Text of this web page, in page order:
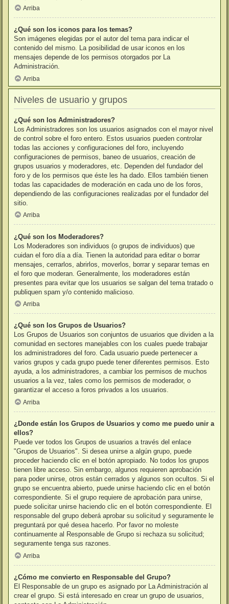
Arriba
¿Qué son los iconos para los temas?
Son imágenes elegidas por el autor del tema para indicar el
contenido del mismo. La posibilidad de usar iconos en los
mensajes depende de los permisos otorgados por La
Administración.
Arriba
Niveles de usuario y grupos
¿Qué son los Administradores?
Los Administradores son los usuarios asignados con el mayor nivel
de control sobre el foro entero. Estos usuarios pueden controlar
todas las acciones y configuraciones del foro, incluyendo
configuraciones de permisos, baneo de usuarios, creación de
grupos usuarios y moderadores, etc. Dependen del fundador del
foro y de los permisos que éste les ha dado. Ellos también tienen
todas las capacidades de moderación en cada uno de los foros,
dependiendo de las configuraciones realizadas por el fundador del
sitio.
Arriba
¿Qué son los Moderadores?
Los Moderadores son individuos (o grupos de individuos) que
cuidan el foro día a día. Tienen la autoridad para editar o borrar
mensajes, cerrarlos, abrirlos, moverlos, borrar y separar temas en
el foro que moderan. Generalmente, los moderadores están
presentes para evitar que los usuarios se salgan del tema tratado o
publiquen spam y/o contenido malicioso.
Arriba
¿Qué son los Grupos de Usuarios?
Los Grupos de Usuarios son conjuntos de usuarios que dividen a la
comunidad en sectores manejables con los cuales puede trabajar
los administradores del foro. Cada usuario puede pertenecer a
varios grupos y cada grupo puede tener diferentes permisos. Esto
ayuda, a los administradores, a cambiar los permisos de muchos
usuarios a la vez, tales como los permisos de moderador, o
garantizar el acceso a foros privados a los usuarios.
Arriba
¿Donde están los Grupos de Usuarios y como me puedo unir a
ellos?
Puede ver todos los Grupos de usuarios a través del enlace
"Grupos de Usuarios". Si desea unirse a algún grupo, puede
proceder haciendo clic en el botón apropiado. No todos los grupos
tienen libre acceso. Sin embargo, algunos requieren aprobación
para poder unirse, otros están cerrados y algunos son ocultos. Si el
grupo se encuentra abierto, puede unirse haciendo clic en el botón
correspondiente. Si el grupo requiere de aprobación para unirse,
puede solicitar unirse haciendo clic en el botón correspondiente. El
responsable del grupo deberá aprobar su solicitud y seguramente le
preguntará por qué desea hacerlo. Por favor no moleste
continuamente al Responsable de Grupo si rechaza su solicitud;
seguramente tenga sus razones.
Arriba
¿Cómo me convierto en Responsable del Grupo?
El Responsable de un grupo es asignado por La Administración al
crear el grupo. Si está interesado en crear un grupo de usuarios,